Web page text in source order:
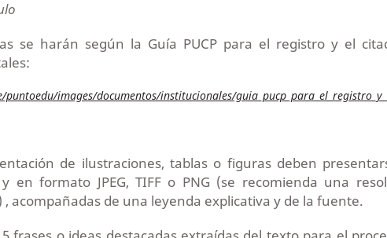
se harán según la Guía PUCP para el registro y el
images/documentos/institucionales/
de ilustraciones, tablas o figuras deben
en formato JPEG, TIFF o PNG (se recomienda una
, acompañadas de una leyenda explicativa y de la fuente.